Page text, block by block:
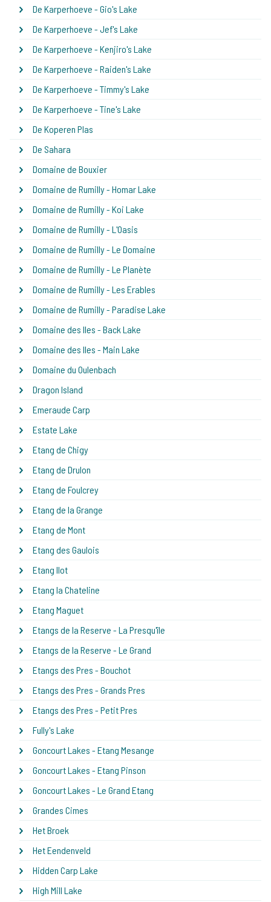
De Karperhoeve - Gio's Lake
De Karperhoeve - Jef's Lake
De Karperhoeve - Kenjiro's Lake
De Karperhoeve - Raiden's Lake
De Karperhoeve - Timmy's Lake
De Karperhoeve - Tine's Lake
De Koperen Plas
De Sahara
Domaine de Bouxier
Domaine de Rumilly - Homar Lake
Domaine de Rumilly - Koi Lake
Domaine de Rumilly - L'Oasis
Domaine de Rumilly - Le Domaine
Domaine de Rumilly - Le Planète
Domaine de Rumilly - Les Erables
Domaine de Rumilly - Paradise Lake
Domaine des Iles - Back Lake
Domaine des Iles - Main Lake
Domaine du Oulenbach
Dragon Island
Emeraude Carp
Estate Lake
Etang de Chigy
Etang de Drulon
Etang de Foulcrey
Etang de la Grange
Etang de Mont
Etang des Gaulois
Etang Ilot
Etang la Chateline
Etang Maguet
Etangs de la Reserve - La Presqu'île
Etangs de la Reserve - Le Grand
Etangs des Pres - Bouchot
Etangs des Pres - Grands Pres
Etangs des Pres - Petit Pres
Fully's Lake
Goncourt Lakes - Etang Mesange
Goncourt Lakes - Etang Pinson
Goncourt Lakes - Le Grand Etang
Grandes Cimes
Het Broek
Het Eendenveld
Hidden Carp Lake
High Mill Lake